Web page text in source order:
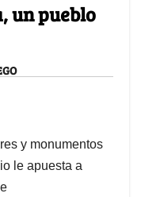
un pueblo
y monumentos
le apuesta a